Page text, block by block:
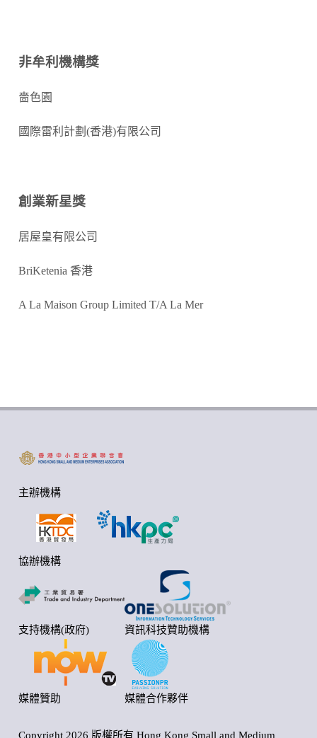
非牟利機構獎
嗇色園
國際雷利計劃(香港)有限公司
創業新星獎
居屋皇有限公司
BriKetenia 香港
A La Maison Group Limited T/A La Mer
主辦機構
協辦機構
支持機構(政府) 資訊科技贊助機構
媒體贊助 媒體合作夥伴
Copyright 2026 版權所有 Hong Kong Small and Medium